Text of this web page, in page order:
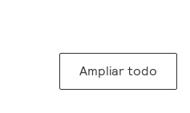
Ampliar todo